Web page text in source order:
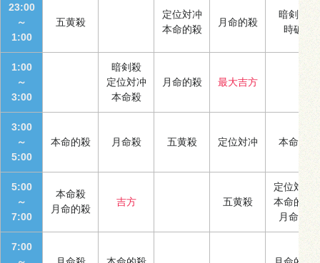
23:00
～
1:00
五黄殺
定位対冲
本命的殺
月命的殺
暗剣殺
時破
1:00
～
3:00
暗剣殺
定位対冲
本命殺
月命的殺 最大吉方
3:00
～
5:00
本命的殺 月命殺 五黄殺 定位対冲 本命殺
5:00
～
7:00
本命殺
月命的殺
吉方 五黄殺
定位対冲
本命的殺
月命殺
7:00